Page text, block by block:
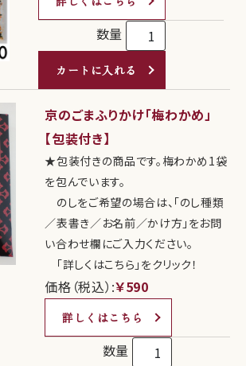
数量
カートに入れる
京のごまふりかけ「梅わかめ」
【包装付き】
★包装付きの商品です。梅わかめ1袋
を包んでいます。
のしをご希望の場合は、「のし種類
／表書き／お名前／かけ方」をお問
い合わせ欄にご入力ください。
「詳しくはこちら」をクリック！
価格（税込）:￥590
詳しくはこちら
数量